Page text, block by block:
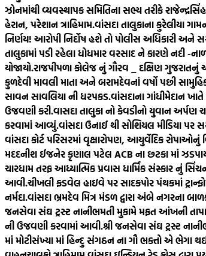
ઝોનમાંથી વ્યવસ્થાપક સમિતિના સભ્ય તરીકે
હેરાન, પરેશાન ત્રાહિમામ.વાંસદા તાલુકાના કુરેલીયા
નિર્ણય! આરોપી નિર્દોષ હશે તો પોલીસ અધિકારી અને
તાલુકામાં પડી રહેલા ધોધમાર વરસાદ ને કારણે નદી -
યોજાયો.રાજપીપળા કોલેજ નું ગૌરવ _ દક્ષિણ ગુજરાતનું
કુળદેવી માવલી માતા અને બરામદેવનાં વર્ષો પછી
સાવન સાવલિયા ની ધરપકડ.વાંસદાના ગાંધીમેદાન
ઉજવણી કરી.વાસદા તાલુકા નો કેવડીનો યુવાન અર્પણ
કરવામાં આવ્યું.વાંસદા ઉનાઈ થી સોશિયલ મીડિયા પર
વાંસદા કોર્ટ પરિસરમાં વૃક્ષારોપણ, આયુર્વેદિક
મદદનીશ ઈજનેર કૃણાલ પટેલ ACB ના છટકા માં
ચારધામ તરફ આધ્યાત્મિક પ્રવાસ ધાર્મિક સંસ્કાર નું
આવી.ચીખલી ફડવેલ હાઇવે પર સાદકપોર પંથકમાં
નર્મદા.વાંસદા ભ્રમદેવ મિત્ર મંડળ દ્વારા અંબે નગરના
જનસેવા સંઘ ટ્રસ્ટ નાનીભમતી મુકામે મફત આંખની
ની ઉજવણી કરવામાં આવી.શ્રી જનસેવા સંઘ ટ્રસ્ટ
માં મોટીસંખ્યા માં હિન્દુ સંગઠન ના ગૌ ભક્તો એ